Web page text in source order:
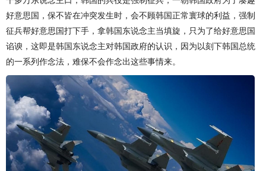
好意思国，保不皆在冲突发生时，会不顾韩国正常寰球的利益，强制
征兵帮好意思国打下手，拿韩国东说念主当填旋，只为了给好意思国
谄谀，这即是韩国东说念主对韩国政府的认识，因为以刻下韩国总统
的一系列作念法，难保不会作念出这些事情来。